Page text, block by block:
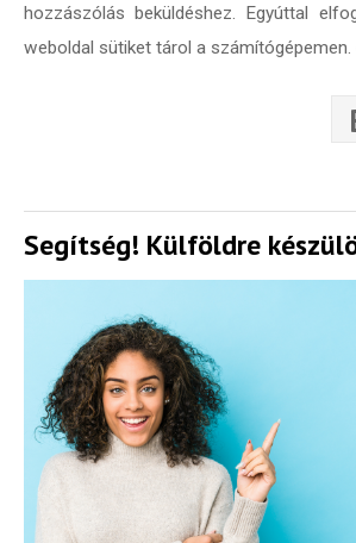
hozzászólás beküldéshez. Egyúttal
weboldal sütiket tárol a
Segítség! Külföldre